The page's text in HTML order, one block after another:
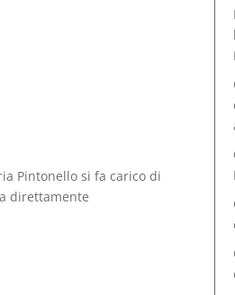
Pintonello si fa carico di
direttamente